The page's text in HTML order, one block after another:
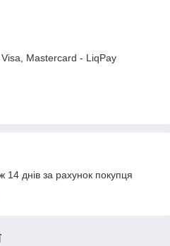
Mastercard - LiqPay
днів за рахунок покупця